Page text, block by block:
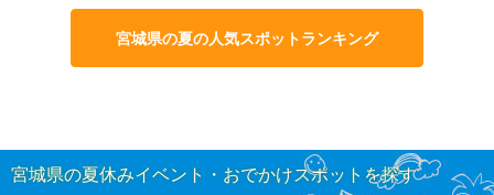
宮城県の夏の人気スポットランキング
宮城県の夏休みイベント・おでかけスポットを探す